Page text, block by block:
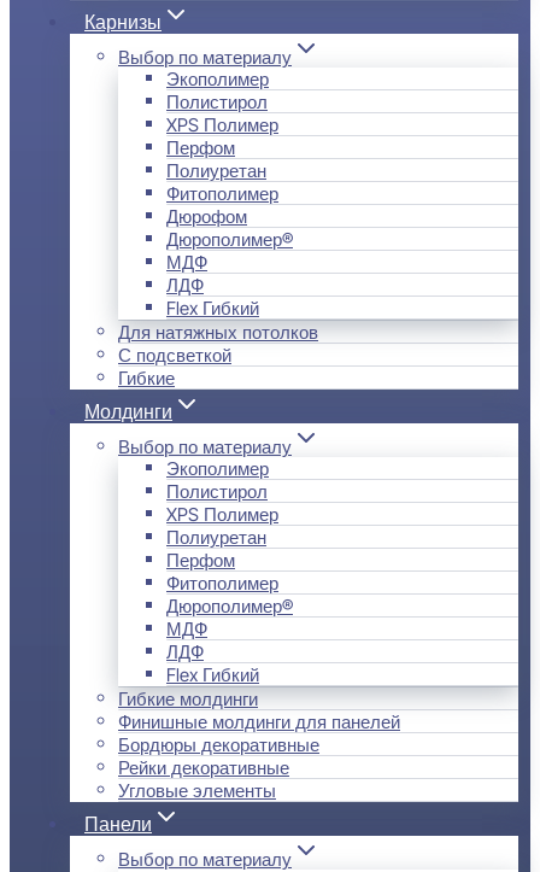
Карнизы
Выбор по материалу
Экополимер
Полистирол
XPS Полимер
Перфом
Полиуретан
Фитополимер
Дюрофом
Дюрополимер®
МДФ
ЛДФ
Flex Гибкий
Для натяжных потолков
С подсветкой
Гибкие
Молдинги
Выбор по материалу
Экополимер
Полистирол
XPS Полимер
Полиуретан
Перфом
Фитополимер
Дюрополимер®
МДФ
ЛДФ
Flex Гибкий
Гибкие молдинги
Финишные молдинги для панелей
Бордюры декоративные
Рейки декоративные
Угловые элементы
Панели
Выбор по материалу